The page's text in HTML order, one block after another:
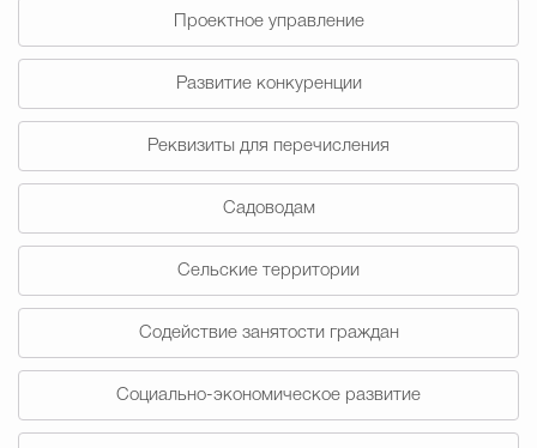
Проектное управление
Развитие конкуренции
Реквизиты для перечисления
Садоводам
Сельские территории
Содействие занятости граждан
Социально-экономическое развитие